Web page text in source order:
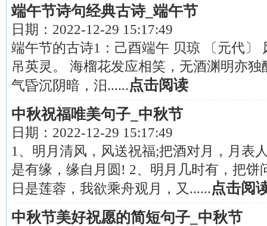
端午节诗句经典古诗_端午节
日期： 2022-12-29 15:17:49
端午节的古诗1：己酉端午 贝琼 〔元代〕
吊英灵。 海榴花发应相笑，无酒渊明亦
气昏沉阴暗，汨......点击阅读
中秋祝福唯美句子_中秋节
日期： 2022-12-29 15:17:49
1、明月清风，风送祝福;把酒对月，月表
是有缘，缘自月圆! 2、明月几时有，把饼
日是莲蓉，我欲乘舟观月，又......点击阅
中秋节美好祝愿的简短句子_中秋节